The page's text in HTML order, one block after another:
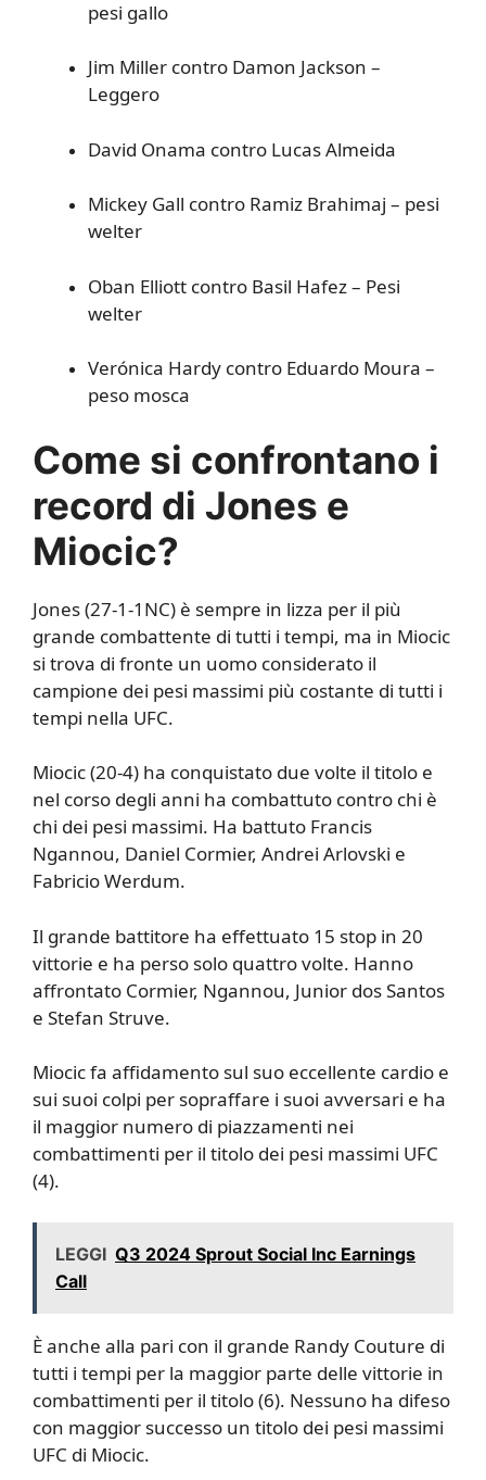
pesi gallo
Jim Miller contro Damon Jackson –
Leggero
David Onama contro Lucas Almeida
Mickey Gall contro Ramiz Brahimaj – pesi
welter
Oban Elliott contro Basil Hafez – Pesi
welter
Verónica Hardy contro Eduardo Moura –
peso mosca
Come si confrontano i
record di Jones e
Miocic?
Jones (27-1-1NC) è sempre in lizza per il più
grande combattente di tutti i tempi, ma in Miocic
si trova di fronte un uomo considerato il
campione dei pesi massimi più costante di tutti i
tempi nella UFC.
Miocic (20-4) ha conquistato due volte il titolo e
nel corso degli anni ha combattuto contro chi è
chi dei pesi massimi. Ha battuto Francis
Ngannou, Daniel Cormier, Andrei Arlovski e
Fabricio Werdum.
Il grande battitore ha effettuato 15 stop in 20
vittorie e ha perso solo quattro volte. Hanno
affrontato Cormier, Ngannou, Junior dos Santos
e Stefan Struve.
Miocic fa affidamento sul suo eccellente cardio e
sui suoi colpi per sopraffare i suoi avversari e ha
il maggior numero di piazzamenti nei
combattimenti per il titolo dei pesi massimi UFC
(4).
LEGGI Q3 2024 Sprout Social Inc Earnings
Call
È anche alla pari con il grande Randy Couture di
tutti i tempi per la maggior parte delle vittorie in
combattimenti per il titolo (6). Nessuno ha difeso
con maggior successo un titolo dei pesi massimi
UFC di Miocic.